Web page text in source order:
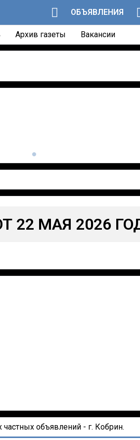
ОБЪЯВЛЕНИЯ
Архив газеты Вакансии
22 МАЯ 2026
объявлений - г. Кобрин.